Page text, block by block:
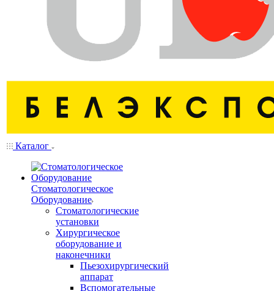
Каталог
Стоматологическое
Оборудование
Стоматологические
установки
Хирургическое
оборудование и
наконечники
Пьезохирургический
аппарат
Вспомогательные